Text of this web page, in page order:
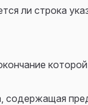
ли строка
содержащая